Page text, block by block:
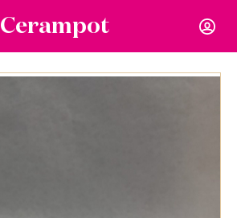
Cerampot